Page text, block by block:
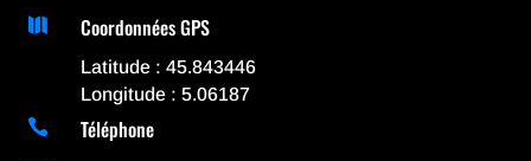
 Coordonnées GPS
Latitude : 45.843446
Longitude : 5.06187
 Téléphone